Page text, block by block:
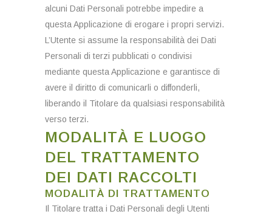
alcuni Dati Personali potrebbe impedire a
questa Applicazione di erogare i propri servizi.
L’Utente si assume la responsabilità dei Dati
Personali di terzi pubblicati o condivisi
mediante questa Applicazione e garantisce di
avere il diritto di comunicarli o diffonderli,
liberando il Titolare da qualsiasi responsabilità
verso terzi.
MODALITÀ E LUOGO
DEL TRATTAMENTO
DEI DATI RACCOLTI
MODALITÀ DI TRATTAMENTO
Il Titolare tratta i Dati Personali degli Utenti